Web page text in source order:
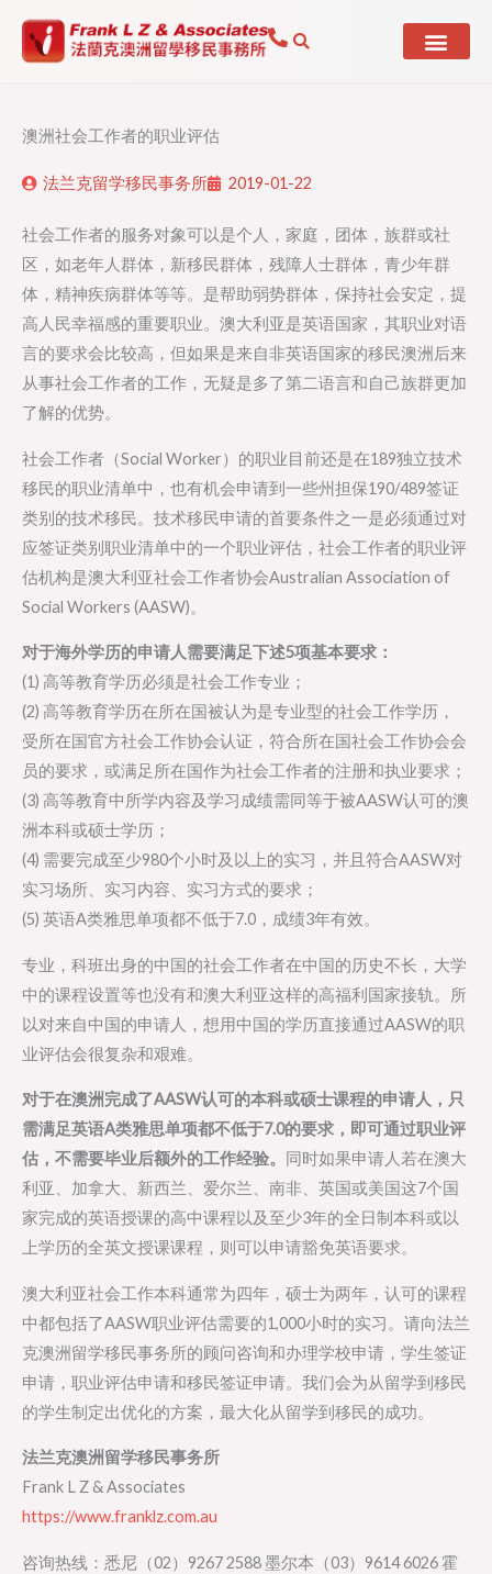
澳洲社会工作者的职业评估
法兰克留学移民事务所 2019-01-22
社会工作者的服务对象可以是个人，家庭，团体，族群或社
区，如老年人群体，新移民群体，残障人士群体，青少年群
体，精神疾病群体等等。是帮助弱势群体，保持社会安定，提
高人民幸福感的重要职业。澳大利亚是英语国家，其职业对语
言的要求会比较高，但如果是来自非英语国家的移民澳洲后来
从事社会工作者的工作，无疑是多了第二语言和自己族群更加
了解的优势。
社会工作者（Social Worker）的职业目前还是在189独立技术
移民的职业清单中，也有机会申请到一些州担保190/489签证
类别的技术移民。技术移民申请的首要条件之一是必须通过对
应签证类别职业清单中的一个职业评估，社会工作者的职业评
估机构是澳大利亚社会工作者协会Australian Association of
Social Workers (AASW)。
对于海外学历的申请人需要满足下述5项基本要求：
(1) 高等教育学历必须是社会工作专业；
(2) 高等教育学历在所在国被认为是专业型的社会工作学历，
受所在国官方社会工作协会认证，符合所在国社会工作协会会
员的要求，或满足所在国作为社会工作者的注册和执业要求；
(3) 高等教育中所学内容及学习成绩需同等于被AASW认可的澳
洲本科或硕士学历；
(4) 需要完成至少980个小时及以上的实习，并且符合AASW对
实习场所、实习内容、实习方式的要求；
(5) 英语A类雅思单项都不低于7.0，成绩3年有效。
专业，科班出身的中国的社会工作者在中国的历史不长，大学
中的课程设置等也没有和澳大利亚这样的高福利国家接轨。所
以对来自中国的申请人，想用中国的学历直接通过AASW的职
业评估会很复杂和艰难。
对于在澳洲完成了AASW认可的本科或硕士课程的申请人，只
需满足英语A类雅思单项都不低于7.0的要求，即可通过职业评
估，不需要毕业后额外的工作经验。 同时如果申请人若在澳大
利亚、加拿大、新西兰、爱尔兰、南非、英国或美国这7个国
家完成的英语授课的高中课程以及至少3年的全日制本科或以
上学历的全英文授课课程，则可以申请豁免英语要求。
澳大利亚社会工作本科通常为四年，硕士为两年，认可的课程
中都包括了AASW职业评估需要的1,000小时的实习。请向法兰
克澳洲留学移民事务所的顾问咨询和办理学校申请，学生签证
申请，职业评估申请和移民签证申请。我们会为从留学到移民
的学生制定出优化的方案，最大化从留学到移民的成功。
法兰克澳洲留学移民事务所
Frank L Z & Associates
https://www.franklz.com.au
咨询热线：悉尼（02）9267 2588 墨尔本（03）9614 6026 霍